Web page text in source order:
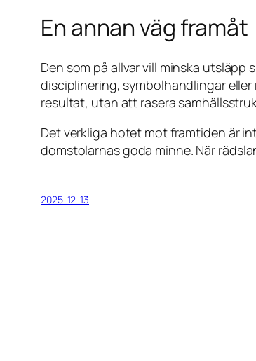
En annan väg framåt
Den som på allvar vill minska
disciplinering, symbolhandlingar
resultat, utan att rasera
Det verkliga hotet mot framtiden är
domstolarnas goda minne. När
2025-12-13